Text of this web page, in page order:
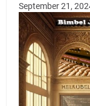
September 21,